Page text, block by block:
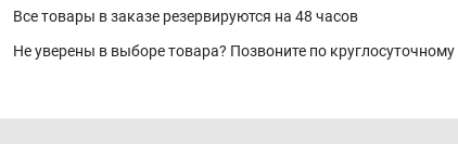
Все товары в заказе резервируются на 48 часов
Не уверены в выборе товара? Позвоните по